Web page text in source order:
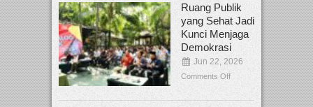
Ruang Publik
yang Sehat Jadi
Kunci Menjaga
Demokrasi
Jun 22, 2026
Comments Off